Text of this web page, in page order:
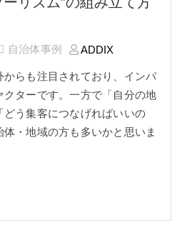
自治体事例 ADDIX
からも注目されており、インバ
ターです。一方で「自分の地
う集客につなげればいいの
・地域の方も多いかと思いま